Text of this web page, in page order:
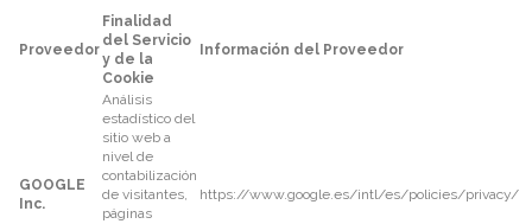
Proveedor
Finalidad
del Servicio
y de la
Cookie
Información del Proveedor
GOOGLE
Inc.
Análisis
estadístico del
sitio web a
nivel de
contabilización
de visitantes,
páginas
https://www.google.es/intl/es/policies/privacy/